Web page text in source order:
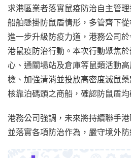
求港區業者落實鼠疫防治自主管
船舶懸掛防鼠盾情形，多管齊下
進一步升級防疫力道，港務公司
港鼠疫防治行動。本次行動聚焦
心、通關場站及倉庫等鼠類活動
檢、加強清消並投放高密度滅鼠
核靠泊碼頭之商船，確認防鼠盾均
港務公司強調，未來將持續聯手
並落實各項防治作為，嚴守境外